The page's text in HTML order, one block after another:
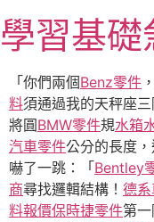
至
主
內
容
學習基礎
「你們兩個Benz零件
料須通過我的天秤座
將圓BMW零件規水箱
汽車零件公分的長度
嚇了一跳：「 Bentley
商尋找邏輯結構！ 德
料報價保時捷零件第